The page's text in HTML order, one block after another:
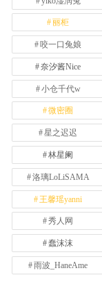
丽柜
咬一口兔娘
奈汐酱Nice
小仓千代w
微密圈
星之迟迟
林星阑
洛璃LoLiSAMA
王馨瑶yanni
秀人网
蠢沫沫
雨波_HaneAme